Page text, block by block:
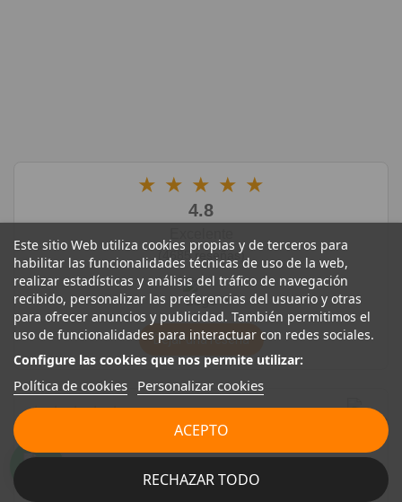
★ ★ ★ ★ ★
4.8
(4685 reseñas)
Dejar una reseña
★ ★ ★ ★ ★
Cristóbal Rosado
Este sitio Web utiliza cookies propias y de terceros para
habilitar las funcionalidades técnicas de uso de la web,
realizar estadísticas y análisis del tráfico de navegación
recibido, personalizar las preferencias del usuario y otras
para ofrecer anuncios y publicidad. También permitimos el
uso de funcionalidades para interactuar con redes sociales.
Configure las cookies que nos permite utilizar:
Política de cookies Personalizar cookies
RECHAZAR TODO
ACEPTO